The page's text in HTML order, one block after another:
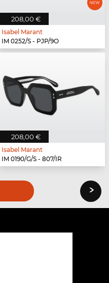
208,00 €
Isabel Marant
IM 0252/S - PJP/9O
208,00 €
Isabel Marant
IM 0190/G/S - 807/IR
›